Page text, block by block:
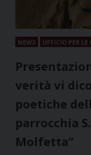
NEWS UFFICIO PER
verità vi
poetiche
parrocchia
Molfetta”